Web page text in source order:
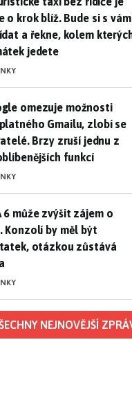
o krok blíž. Bude si s
a řekne, kolem
jedete
omezuje možnosti
omezuje možnosti
Gmailu, zlobí se
Brzy zruší jednu z
funkcí
6 může zvýšit zájem o
6 může zvýšit zájem o
Konzolí by měl být
otázkou zůstává
NEJNOVĚJŠÍ